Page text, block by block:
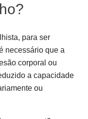
para ser
necessário que a
corporal ou
a capacidade
ou